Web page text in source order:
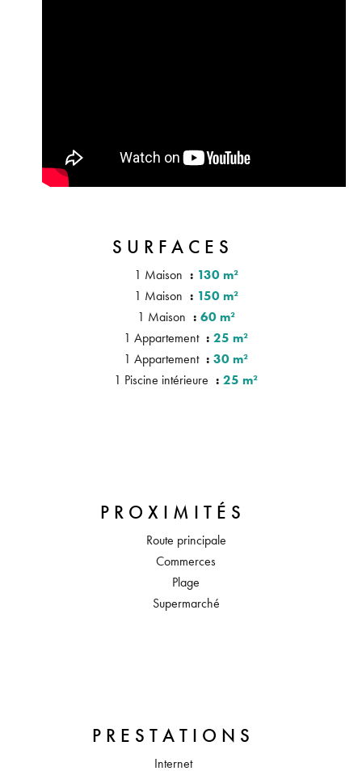
SURFACES
1 Maison
130 m²
1 Maison
150 m²
1 Maison
60 m²
1 Appartement
25 m²
1 Appartement
30 m²
1 Piscine intérieure
25 m²
PROXIMITÉS
Route principale
Commerces
Plage
Supermarché
PRESTATIONS
Internet